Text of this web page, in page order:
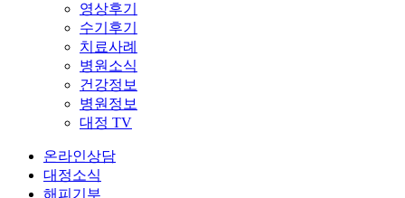
영상후기
수기후기
치료사례
병원소식
건강정보
병원정보
대정 TV
온라인상담
대정소식
해피기부